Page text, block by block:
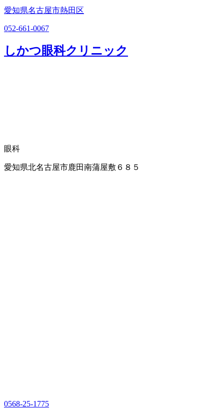
愛知県名古屋市熱田区
052-661-0067
しかつ眼科クリニック
眼科
愛知県北名古屋市鹿田南蒲屋敷６８５
0568-25-1775